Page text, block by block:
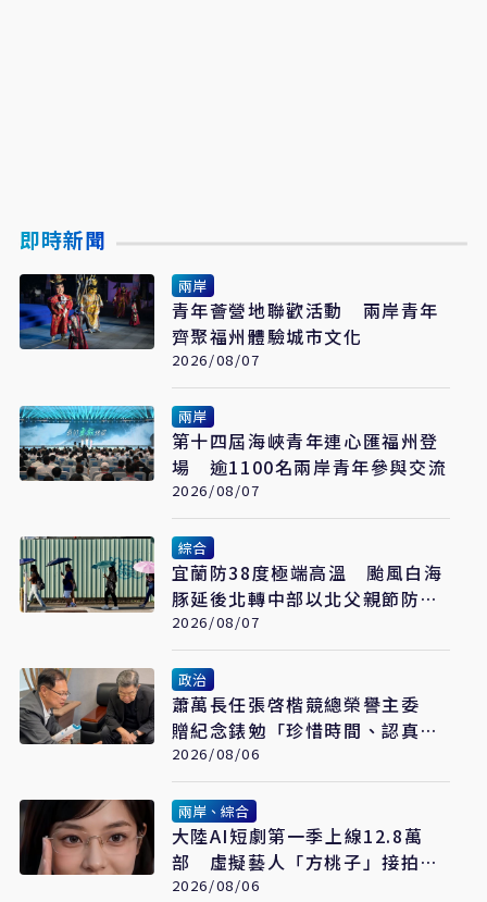
即時新聞
兩岸
青年薈營地聯歡活動 兩岸青年
齊聚福州體驗城市文化
2026/08/07
兩岸
第十四屆海峽青年連心匯福州登
場 逾1100名兩岸青年參與交流
2026/08/07
綜合
宜蘭防38度極端高溫 颱風白海
豚延後北轉中部以北父親節防豪
大雨
2026/08/07
政治
蕭萬長任張啓楷競總榮譽主委
贈紀念錶勉「珍惜時間、認真打
拚」
2026/08/06
兩岸、綜合
大陸AI短劇第一季上線12.8萬
部 虛擬藝人「方桃子」接拍美
瞳廣告
2026/08/06